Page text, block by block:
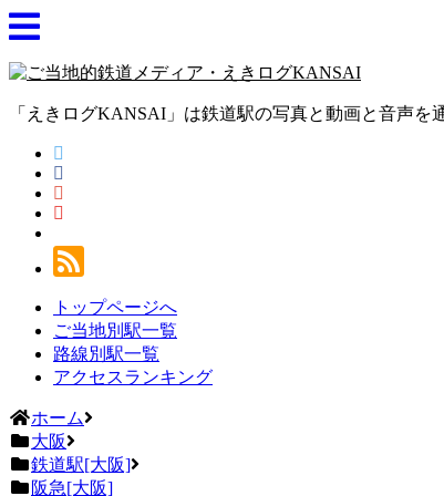
「えきログKANSAI」は鉄道駅の写真と動画と音声
トップページへ
ご当地別駅一覧
路線別駅一覧
アクセスランキング
ホーム
大阪
鉄道駅[大阪]
阪急[大阪]